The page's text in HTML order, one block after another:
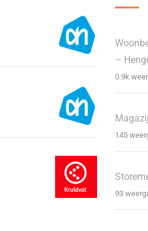
–
0.9k
145
93